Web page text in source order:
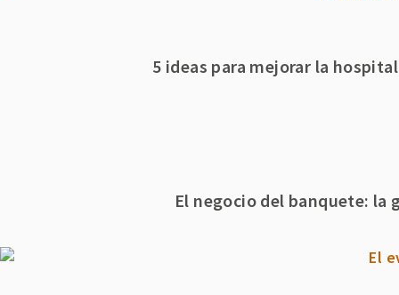
5 ideas para mejorar la
El negocio del banquete: la